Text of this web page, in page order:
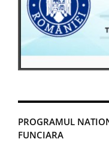
PROGRAMUL
FUNCIARA